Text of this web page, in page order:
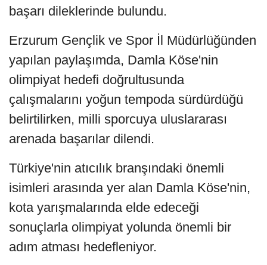
başarı dileklerinde bulundu.
Erzurum Gençlik ve Spor İl Müdürlüğünden
yapılan paylaşımda, Damla Köse'nin
olimpiyat hedefi doğrultusunda
çalışmalarını yoğun tempoda sürdürdüğü
belirtilirken, milli sporcuya uluslararası
arenada başarılar dilendi.
Türkiye'nin atıcılık branşındaki önemli
isimleri arasında yer alan Damla Köse'nin,
kota yarışmalarında elde edeceği
sonuçlarla olimpiyat yolunda önemli bir
adım atması hedefleniyor.